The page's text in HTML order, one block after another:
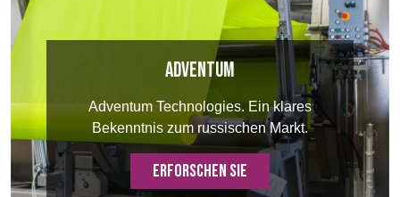
Adventum
Adventum Technologies. Ein klares
Bekenntnis zum russischen Markt.
ERFORSCHEN SIE